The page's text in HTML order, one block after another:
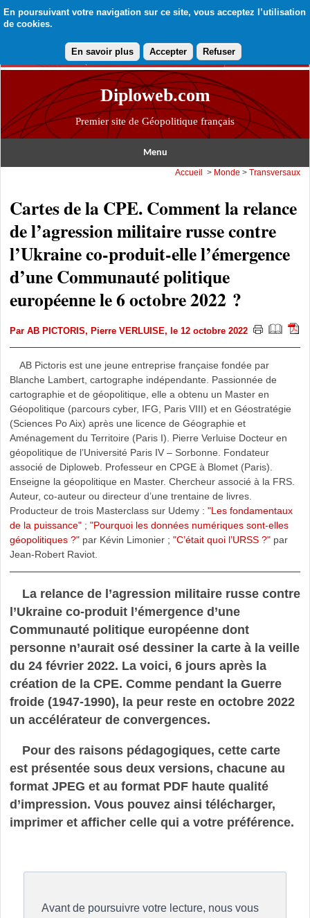
En poursuivant votre navigation sur ce site, vous acceptez l’utilisation
de cookies.
En savoir plus Accepter Refuser
Diploweb.com
Premier site de Géopolitique français
Menu
Accueil > Monde > Transversaux
Cartes de la CPE. Comment la relance
de l’agression militaire russe contre
l’Ukraine co-produit-elle l’émergence
d’une Communauté politique
européenne le 6 octobre 2022 ?
Par AB PICTORIS, Pierre VERLUISE, le 12 octobre 2022
AB Pictoris est une jeune entreprise française fondée par
Blanche Lambert, cartographe indépendante. Passionnée de
cartographie et de géopolitique, elle a obtenu un Master en
Géopolitique (parcours cyber, IFG, Paris VIII) et en Géostratégie
(Sciences Po Aix) après une licence de Géographie et
Aménagement du Territoire (Paris I). Pierre Verluise Docteur en
géopolitique de l’Université Paris IV – Sorbonne. Fondateur
associé de Diploweb. Professeur en CPGE à Blomet (Paris).
Enseigne la géopolitique en Master. Chercheur associé à la FRS.
Auteur, co-auteur ou directeur d’une trentaine de livres.
Producteur de trois Masterclass sur Udemy : "Les fondamentaux
de la puissance"; "Pourquoi les données numériques sont-elles
géopolitiques ?"par Kévin Limonier ; "C’était quoi l’URSS ?"par
Jean-Robert Raviot.
La relance de l’agression militaire russe contre
l’Ukraine co-produit l’émergence d’une
Communauté politique européenne dont
personne n’aurait osé dessiner la carte à la veille
du 24 février 2022. La voici, 6 jours après la
création de la CPE. Comme pendant la Guerre
froide (1947-1990), la peur reste en octobre 2022
un accélérateur de convergences.
Pour des raisons pédagogiques, cette carte
est présentée sous deux versions, chacune au
format JPEG et au format PDF haute qualité
d’impression. Vous pouvez ainsi télécharger,
imprimer et afficher celle qui a votre préférence.